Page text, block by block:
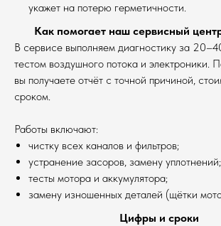
укажет на потерю герметичности.
Как помогает наш сервисный
В сервисе выполняем диагностику за
тестом воздушного потока и электроники.
вы получаете отчёт с точной причиной,
сроком.
Работы включают:
чистку всех каналов и фильтров;
устранение засоров, замену уплотнений;
тесты мотора и аккумулятора;
замену изношенных деталей (щётки
Цифры и сроки